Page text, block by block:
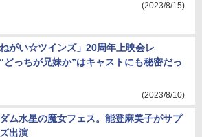
(2023/8/15)
ねがい☆ツインズ」20周年上映会レ
どっちが兄妹か”はキャストにも秘密だっ
(2023/8/10)
ム水星の魔女フェス。能登麻美子がサプ
出演